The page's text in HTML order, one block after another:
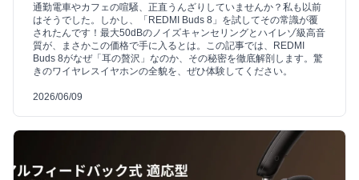
通勤電車やカフェの喧騒、正直うんざりしていませんか？私も以前
はそうでした。しかし、「REDMI Buds 8」を試してその常識が覆
されたんです！最大50dBのノイズキャンセリングとハイレゾ級高音
質が、まさかこの価格で手に入るとは。この記事では、REDMI
Buds 8がなぜ「耳の贅沢」なのか、その秘密を徹底解剖します。驚
きのワイヤレスイヤホンの全貌を、ぜひ体験してください。
2026/06/09